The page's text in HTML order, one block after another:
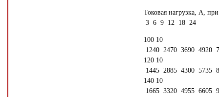
Токовая нагрузка, А,
3 6 9 12 18 24
100 10
1240 2470 3690 4920
120 10
1445 2885 4300 5735
140 10
1665 3320 4955 6605